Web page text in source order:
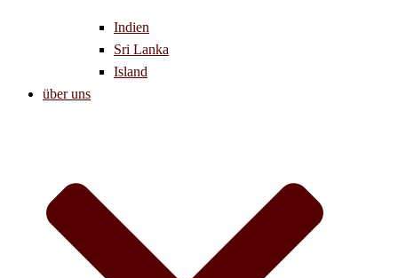
Indien
Sri Lanka
Island
über uns